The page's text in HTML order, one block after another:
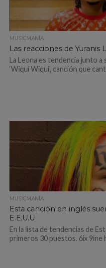
MUSICMANÍA
Las reacciones de
La Leona es tendencia junto
‘Wiqui Wiqui’, canción que
MUSICMANÍA
Esta canción en inglés
E.E.U.U
En la lista de tendencias de
primeros 30 puestos. 6ix 9ine